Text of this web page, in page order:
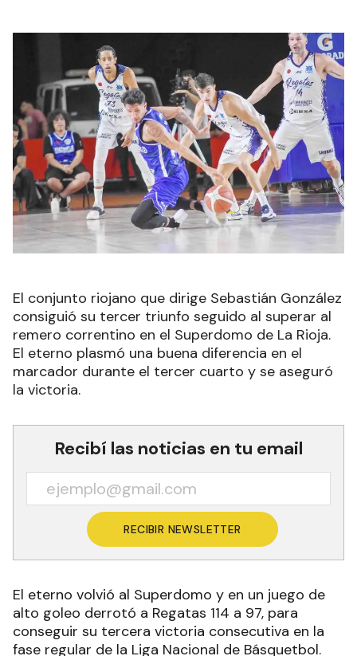
El conjunto riojano que dirige Sebastián González
consiguió su tercer triunfo seguido al superar al
remero correntino en el Superdomo de La Rioja.
El eterno plasmó una buena diferencia en el
marcador durante el tercer cuarto y se aseguró
la victoria.
Recibí las noticias en tu email
RECIBIR NEWSLETTER
El eterno volvió al Superdomo y en un juego de
alto goleo derrotó a Regatas 114 a 97, para
conseguir su tercera victoria consecutiva en la
fase regular de la Liga Nacional de Básquetbol.